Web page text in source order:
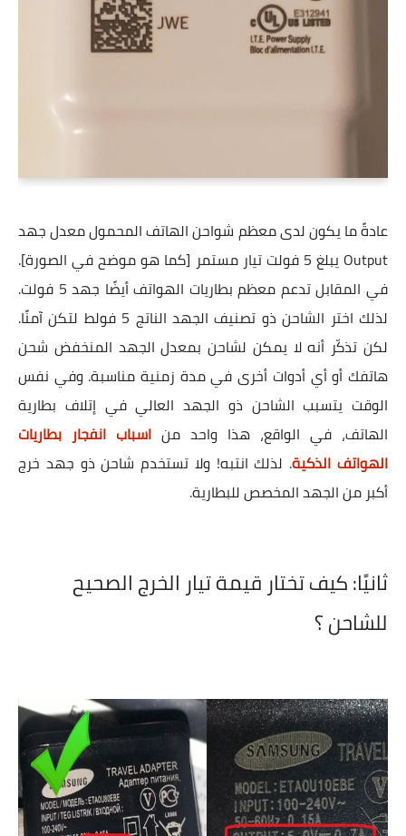
عادةً ما يكون لدى معظم شواحن الهاتف المحمول معدل جهد
Output يبلغ 5 فولت تيار مستمر [كما هو موضح في الصورة].
في المقابل تدعم معظم بطاريات الهواتف أيضًا جهد 5 فولت.
لذلك اختر الشاحن ذو تصنيف الجهد الناتج 5 فولط لتكن آمنًا.
لكن تذكّر أنه لا يمكن لشاحن بمعدل الجهد المنخفض شحن
هاتفك أو أي أدوات أخرى في مدة زمنية مناسبة. وفي نفس
الوقت يتسبب الشاحن ذو الجهد العالي في إتلاف بطارية
الهاتف، في الواقع، هذا واحد من اسباب انفجار بطاريات
الهواتف الذكية. لذلك انتبه! ولا تستخدم شاحن ذو جهد خرج
أكبر من الجهد المخصص للبطارية.
ثانيًا:كيف تختار قيمة تيار الخرج الصحيح
للشاحن ؟